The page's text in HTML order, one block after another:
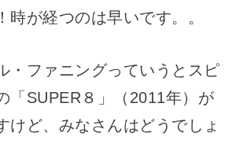
時が経つのは早いです。。
・ファニングっていうとスピ
「SUPER８」（2011年）が
けど、みなさんはどうでしょ